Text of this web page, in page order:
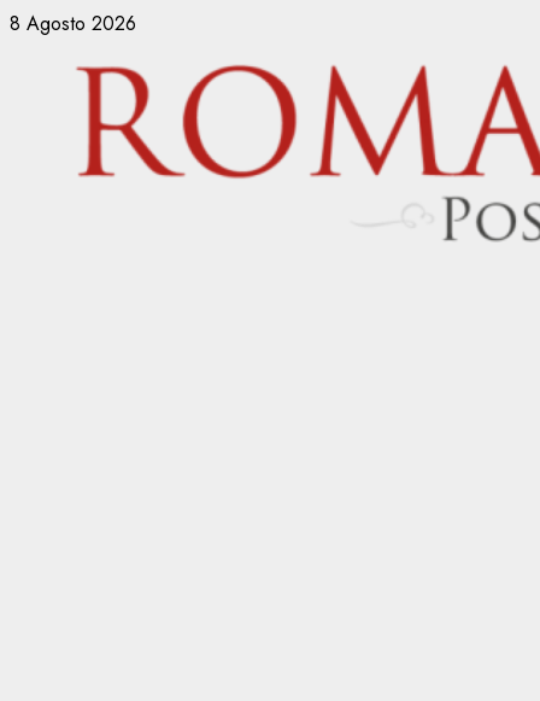
Vai
contenuto
8 Agosto 2026